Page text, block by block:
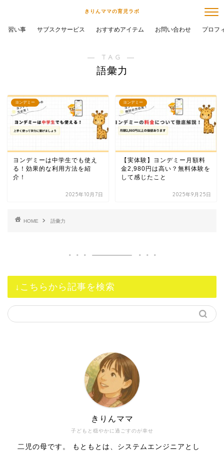
きりんママの育児ラボ
習い事 サブスクサービス おすすめアイテム お問い合わせ プロフ
― TAG ―
語彙力
ヨンデミー
ヨンデミーは中学生でも使え
る！効果的な利用方法を紹
介！
2025年10月7日
ヨンデミー
【実体験】ヨンデミー月額料
金2,980円は高い？無料体験を
して感じたこと
2025年9月25日
HOME 語彙力
↓こちらから記事を検索
子どもと穏やかに過ごすのが幸せ
きりんママ
二児の母です。 もともとは、システムエンジニアとし